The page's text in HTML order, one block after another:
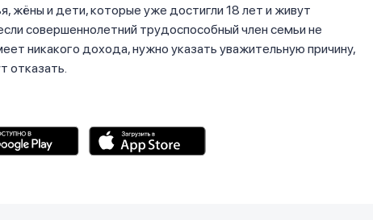
жёны и дети, которые уже достигли 18 лет и живут
совершеннолетний трудоспособный член семьи не
никакого дохода, нужно указать уважительную причину,
отказать.